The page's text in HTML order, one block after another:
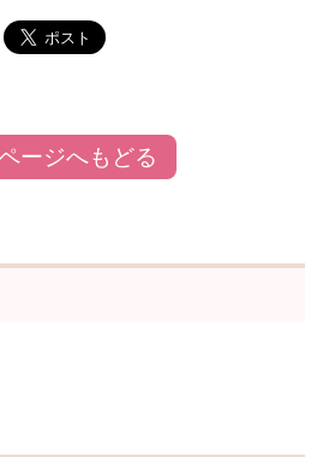
ージへもどる